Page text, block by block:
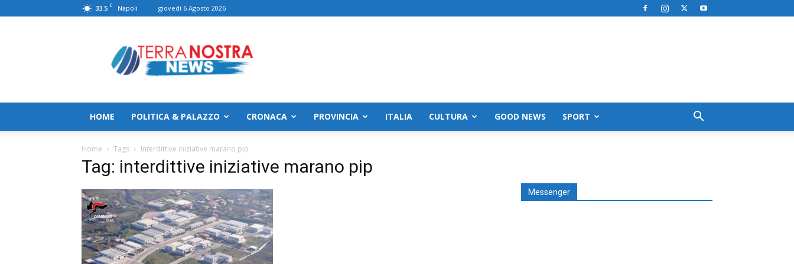
33.5 C Napoli giovedì 6 Agosto 2026
HOME POLITICA & PALAZZO CRONACA PROVINCIA ITALIA CULTURA GOOD NEWS SPORT
Home Tags Interdittive iniziative marano pip
Tag: interdittive iniziative marano pip
Messenger